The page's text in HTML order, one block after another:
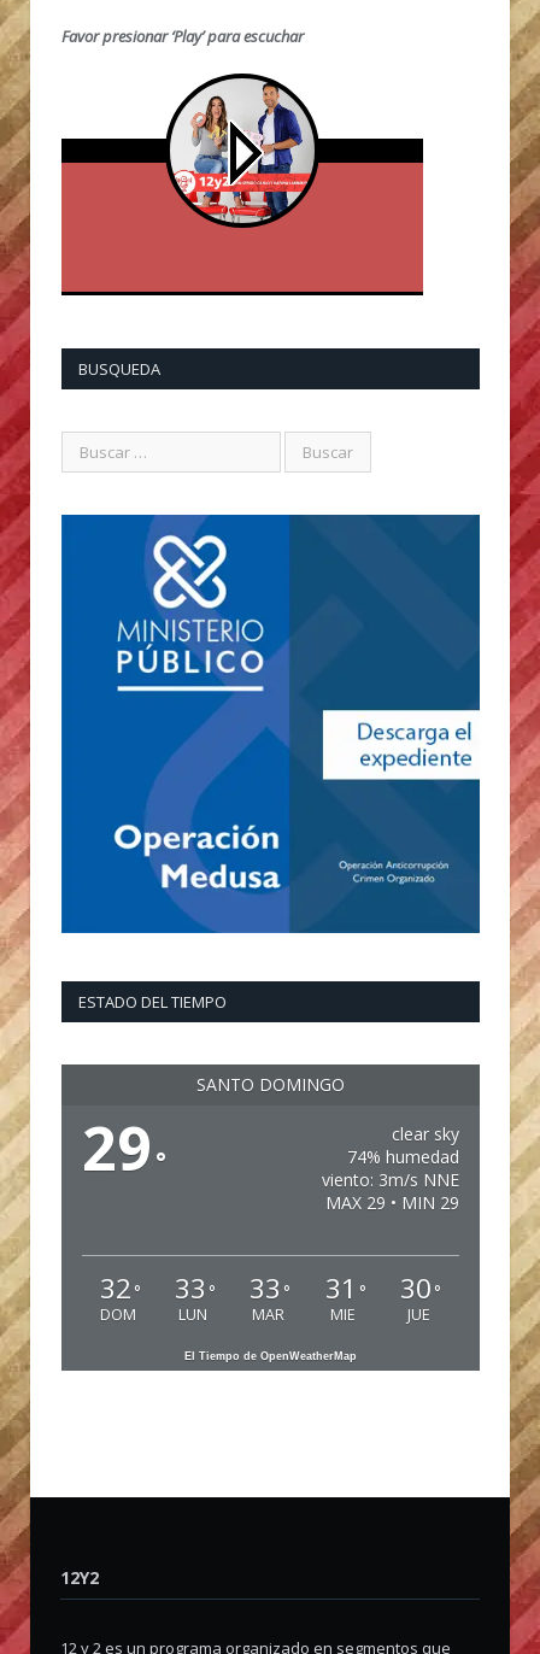
Favor presionar ‘Play’ para escuchar
BUSQUEDA
ESTADO DEL TIEMPO
SANTO DOMINGO
29 °
clear sky
74% humedad
viento: 3m/s NNE
MAX 29 • MIN 29
32 °
DOM
33 °
LUN
33 °
MAR
31 °
MIE
30 °
JUE
El Tiempo de OpenWeatherMap
12Y2
12 y 2 es un programa organizado en segmentos que